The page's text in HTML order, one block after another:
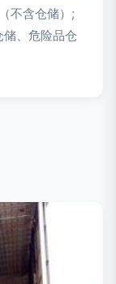
不含仓储）;
、危险品仓